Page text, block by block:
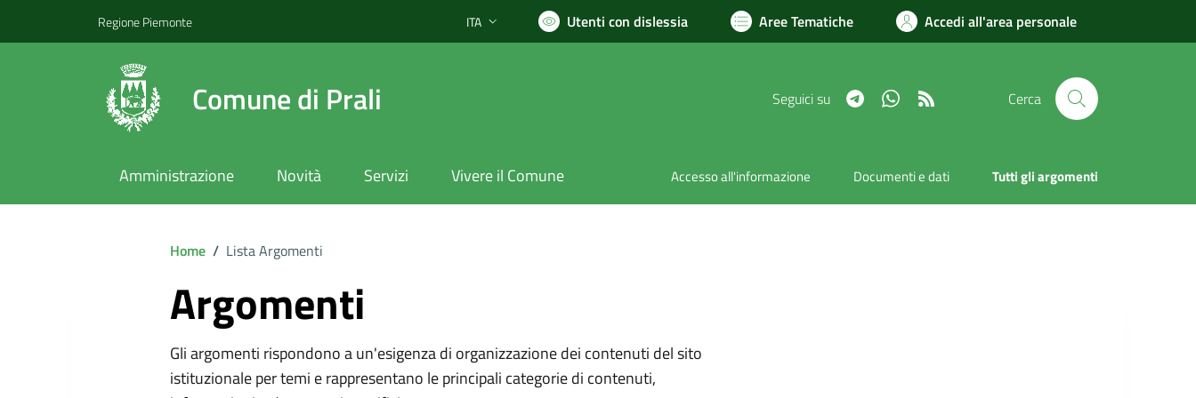
Regione Piemonte Lingua attiva:
ITA Utenti con dislessia Aree Tematiche Accedi all'area personale
Comune di Prali Seguici su TelegramWhatsapp Cerca
Amministrazione Novità Servizi Vivere il Comune Accesso all'informazione Documenti e dati Tutti gli argomenti
Home / Lista Argomenti
Argomenti
Gli argomenti rispondono a un'esigenza di organizzazione dei contenuti del sito
istituzionale per temi e rappresentano le principali categorie di contenuti,